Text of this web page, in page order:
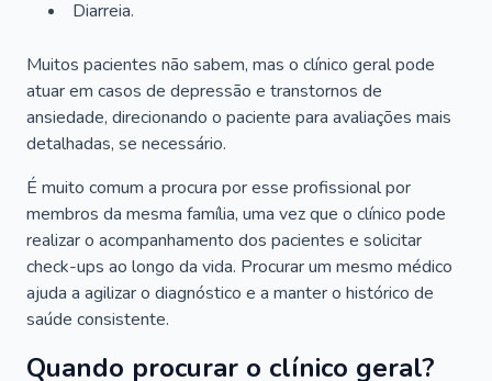
Diarreia.
Muitos pacientes não sabem, mas o clínico geral pode
atuar em casos de depressão e transtornos de
ansiedade, direcionando o paciente para avaliações mais
detalhadas, se necessário.
É muito comum a procura por esse profissional por
membros da mesma família, uma vez que o clínico pode
realizar o acompanhamento dos pacientes e solicitar
check-ups ao longo da vida. Procurar um mesmo médico
ajuda a agilizar o diagnóstico e a manter o histórico de
saúde consistente.
Quando procurar o clínico geral?